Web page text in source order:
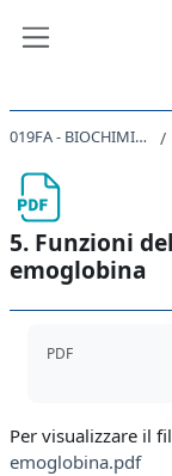
019FA - BIOCHIMICA 2020-21
5. Funzioni
emoglobina
PDF
Per visualizzare il
emoglobina.pdf